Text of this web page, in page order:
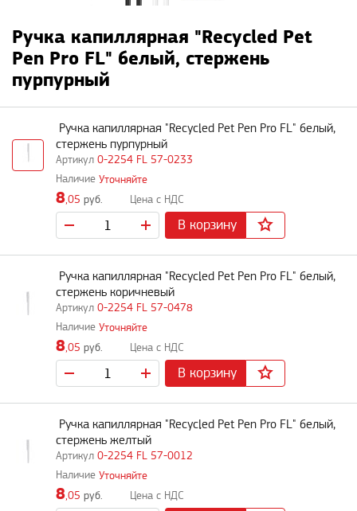
Ручка капиллярная "Recycled Pet
Pen Pro FL" белый, стержень
пурпурный
0-2254 FL 57-0233
Ручка капиллярная "Recycled Pet Pen Pro FL" белый,
стержень пурпурный
Уточняйте
8,05 руб.
В корзину
0-2254 FL 57-0478
Ручка капиллярная "Recycled Pet Pen Pro FL" белый,
стержень коричневый
Уточняйте
8,05 руб.
В корзину
0-2254 FL 57-0012
Ручка капиллярная "Recycled Pet Pen Pro FL" белый,
стержень желтый
Уточняйте
8,05 руб.